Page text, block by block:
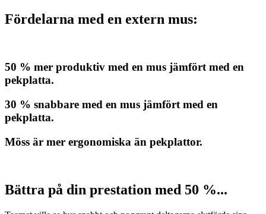
Fördelarna med en extern mus:
50 % mer produktiv med en mus jämfört med en
pekplatta.
30 % snabbare med en mus jämfört med en
pekplatta.
Möss är mer ergonomiska än pekplattor.
Bättra på din prestation med 50 %...